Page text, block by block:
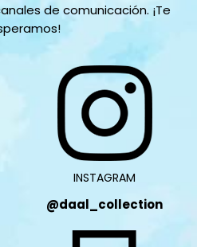
de comunicación. ¡Te
INSTAGRAM
@daal_collection